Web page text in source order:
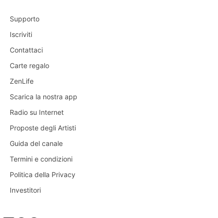
Supporto
Iscriviti
Contattaci
Carte regalo
ZenLife
Scarica la nostra app
Radio su Internet
Proposte degli Artisti
Guida del canale
Termini e condizioni
Politica della Privacy
Investitori